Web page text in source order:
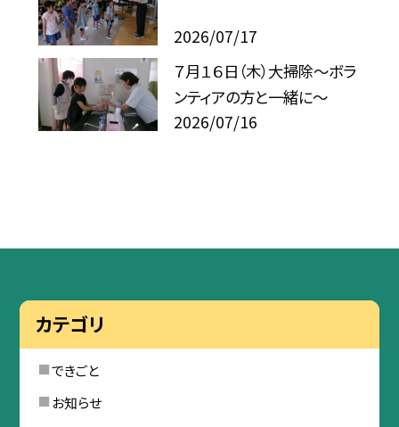
2026/07/17
７月１６日（木）大掃除～ボラ
ンティアの方と一緒に～
2026/07/16
カテゴリ
できごと
お知らせ